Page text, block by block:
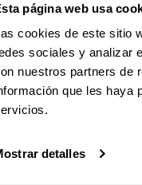
página web usa
cookies de este sitio
sociales y analizar
nuestros partners de
que les haya
detalles